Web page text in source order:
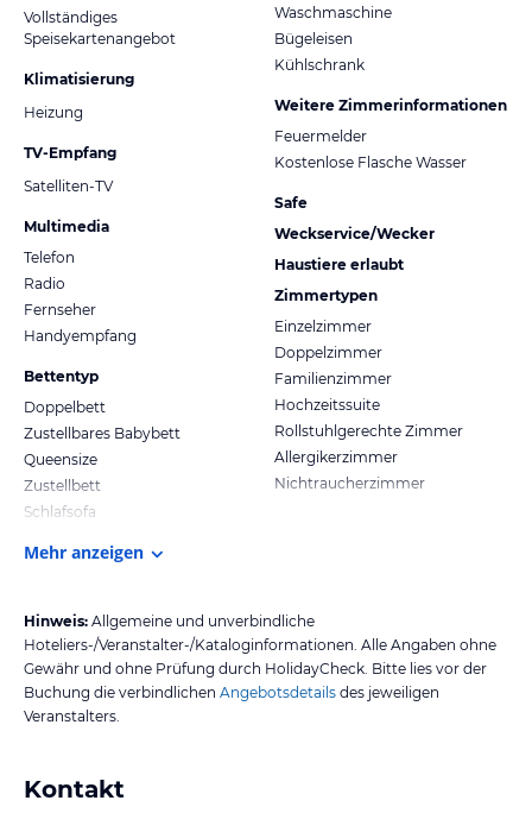
Vollständiges
Speisekartenangebot
Klimatisierung
Heizung
TV-Empfang
Satelliten-TV
Multimedia
Telefon
Radio
Fernseher
Handyempfang
Bettentyp
Doppelbett
Zustellbares Babybett
Queensize
Zustellbett
Schlafsofa
Waschmaschine
Bügeleisen
Kühlschrank
Weitere Zimmerinformationen
Feuermelder
Kostenlose Flasche Wasser
Safe
Weckservice/Wecker
Haustiere erlaubt
Zimmertypen
Einzelzimmer
Doppelzimmer
Familienzimmer
Hochzeitssuite
Rollstuhlgerechte Zimmer
Allergikerzimmer
Nichtraucherzimmer
Mehr anzeigen
Hinweis: Allgemeine und unverbindliche
Hoteliers-/Veranstalter-/Kataloginformationen. Alle Angaben ohne
Gewähr und ohne Prüfung durch HolidayCheck. Bitte lies vor der
Buchung die verbindlichen Angebotsdetails des jeweiligen
Veranstalters.
Kontakt